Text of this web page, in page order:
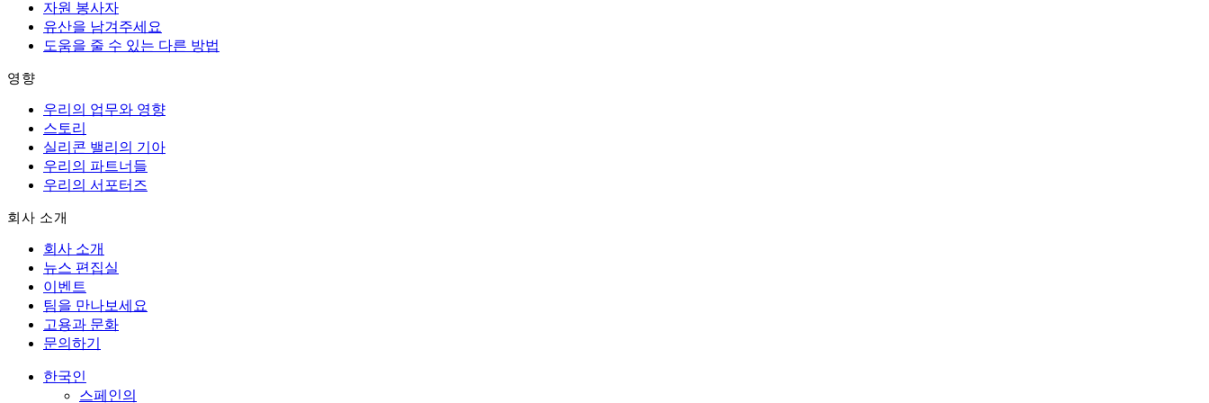
자원 봉사자
유산을 남겨주세요
도움을 줄 수 있는 다른 방법
영향
우리의 업무와 영향
스토리
실리콘 밸리의 기아
우리의 파트너들
우리의 서포터즈
회사 소개
회사 소개
뉴스 편집실
이벤트
팀을 만나보세요
고용과 문화
문의하기
한국인
스페인의